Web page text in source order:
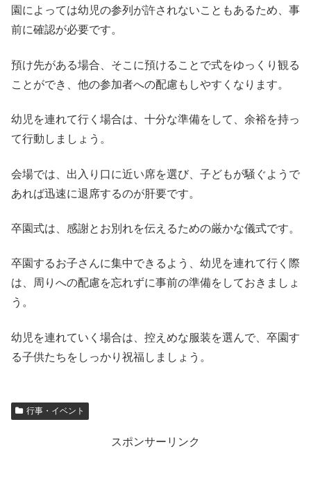
園によっては幼児の参列が許されないこともあるため、事
前に確認が必要です。
預け先がある場合、そこに預けることで式をゆっくり観る
ことができ、他の参加者への配慮もしやすくなります。
幼児を連れて行く場合は、十分な準備をして、余裕を持っ
て行動しましょう。
会場では、出入り口に近い席を選び、子どもが騒ぐようで
あれば迅速に退席するのが肝要です。
卒園式は、感謝とお別れを伝えるための厳かな儀式です。
卒園するお子さんに集中できるよう、幼児を連れて行く際
は、周りへの配慮を忘れずに事前の準備をしておきましょ
う。
幼児を連れていく場合は、控えめな服装を選んで、卒園す
る子供たちをしっかり祝福しましょう。
行事・イベント
スポンサーリンク